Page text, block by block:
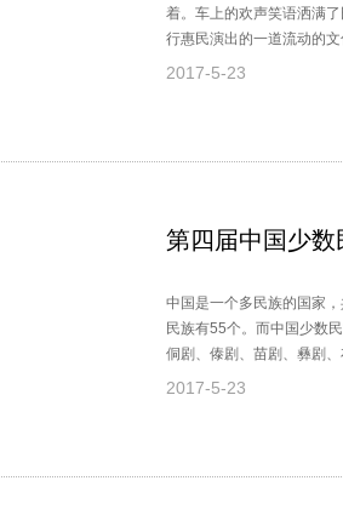
着。车上的欢声笑语洒满
行惠民演出的一道流动的
粮，为广大群众送去了笑
2017-5-23
第四届中国少
中国是一个多民族的国家
民族有55个。而中国少数
侗剧、傣剧、苗剧、彝剧
戏剧汇演。
2017-5-23